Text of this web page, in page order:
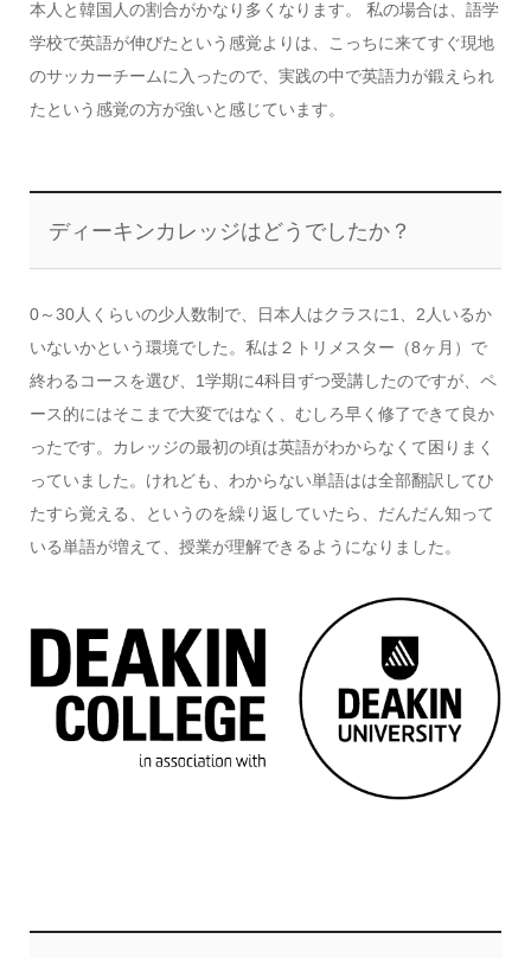
本人と韓国人の割合がかなり多くなります。 私の場合は、語学
学校で英語が伸びたという感覚よりは、こっちに来てすぐ現地
のサッカーチームに入ったので、実践の中で英語力が鍛えられ
たという感覚の方が強いと感じています。
ディーキンカレッジはどうでしたか？
0～30人くらいの少人数制で、日本人はクラスに1、2人いるか
いないかという環境でした。私は２トリメスター（8ヶ月）で
終わるコースを選び、1学期に4科目ずつ受講したのですが、ペ
ース的にはそこまで大変ではなく、むしろ早く修了できて良か
ったです。カレッジの最初の頃は英語がわからなくて困りまく
っていました。けれども、わからない単語はは全部翻訳してひ
たすら覚える、というのを繰り返していたら、だんだん知って
いる単語が増えて、授業が理解できるようになりました。